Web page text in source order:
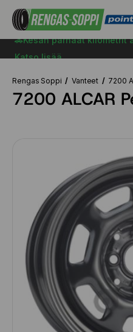
🚗Kesän parhaat
Katso lisää
Rengas Soppi Vanteet 7200
7200 ALCAR